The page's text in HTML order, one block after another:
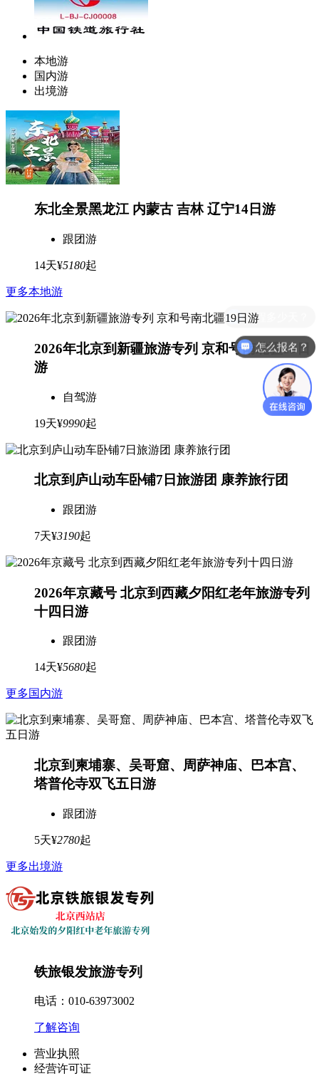
本地游
国内游
出境游
东北全景黑龙江 内蒙古 吉林 辽宁14日游
跟团游
14天¥5180起
更多本地游
2026年北京到新疆旅游专列 京和号南北疆19日
游
自驾游
19天¥9990起
北京到庐山动车卧铺7日旅游团 康养旅行团
跟团游
7天¥3190起
2026年京藏号 北京到西藏夕阳红老年旅游专列
十四日游
跟团游
14天¥5680起
更多国内游
北京到柬埔寨、吴哥窟、周萨神庙、巴本宫、
塔普伦寺双飞五日游
跟团游
5天¥2780起
更多出境游
铁旅银发旅游专列
电话：010-63973002
了解咨询
营业执照
经营许可证
全程多少天？
怎么报名？